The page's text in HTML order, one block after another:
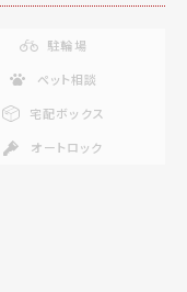
駐輪場
ペット相談
宅配ボックス
オートロック